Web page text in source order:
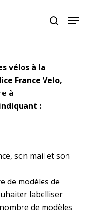
search
vélos à la
France Velo,
à
:
son mail et son
de modèles de
labelliser
de modèles